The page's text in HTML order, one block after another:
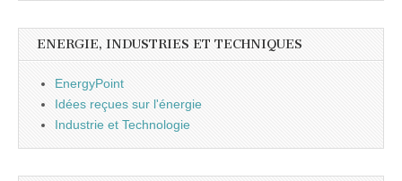
ENERGIE, INDUSTRIES ET TECHNIQUES
EnergyPoint
Idées reçues sur l'énergie
Industrie et Technologie